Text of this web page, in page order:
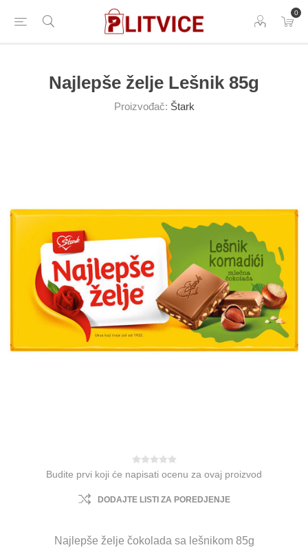
0
Najlepše želje Lešnik 85g
Proizvođač: Štark
Budite prvi koji će napisati ocenu za ovaj proizvod
DODAJTE LISTI ZA POREDJENJE
Najlepše želje čokolada sa lešnikom 85g